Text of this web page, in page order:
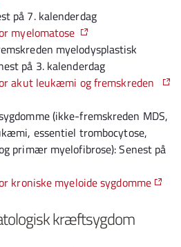
på 7. kalenderdag
myelomatose
myelodysplastisk
på 3. kalenderdag
akut leukæmi og fremskreden
(ikke-fremskreden MDS,
essentiel trombocytose,
primær myelofibrose): Senest på
kroniske myeloide sygdomme
kræftsygdom